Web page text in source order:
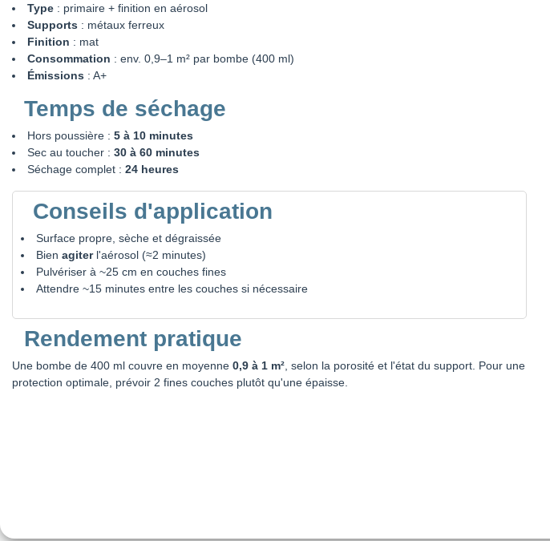
Type : primaire + finition en aérosol
Supports : métaux ferreux
Finition : mat
Consommation : env. 0,9–1 m² par bombe (400 ml)
Émissions : A+
Temps de séchage
Hors poussière : 5 à 10 minutes
Sec au toucher : 30 à 60 minutes
Séchage complet : 24 heures
Conseils d'application
Surface propre, sèche et dégraissée
Bien agiterl'aérosol (≈2 minutes)
Pulvériser à ~25 cm en couches fines
Attendre ~15 minutes entre les couches si nécessaire
Rendement pratique
Une bombe de 400 ml couvre en moyenne 0,9 à 1 m² , selon la porosité et l'état du support. Pour une
protection optimale, prévoir 2 fines couches plutôt qu'une épaisse.